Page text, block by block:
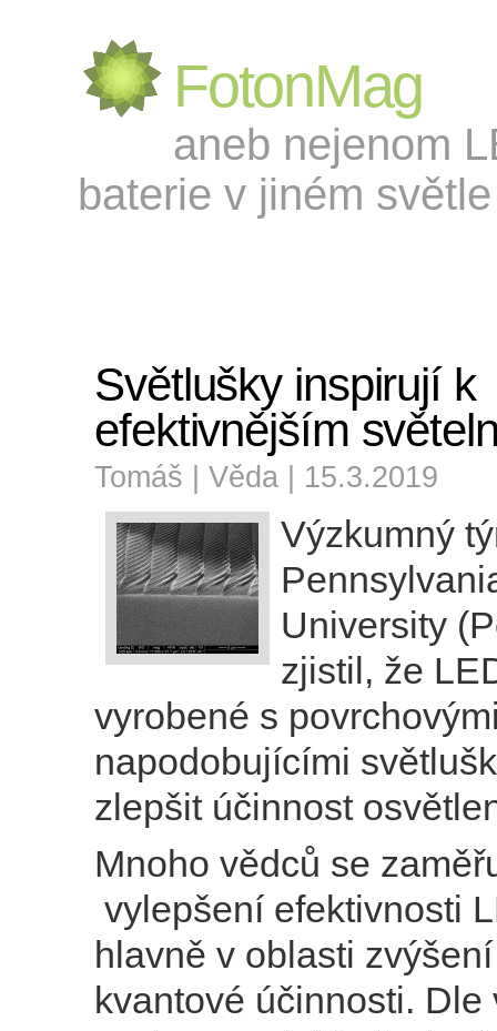
FotonMag
aneb nejenom
baterie v jiném
Světlušky inspirují k
efektivnějším
Tomáš | Věda | 15.3.2019
Výzkumný
University
zjistil, že
vyrobené s
napodobujícími
zlepšit účinnost
Mnoho vědců se
vylepšení efektivnosti
hlavně v oblasti
kvantové účinnosti. Dle